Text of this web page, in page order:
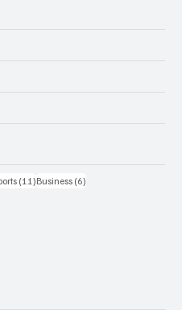
Beiträge
(11)11 Beiträge
Business (6)